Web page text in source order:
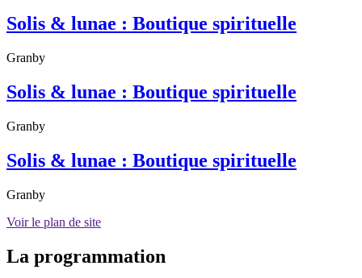
Solis & lunae : Boutique spirituelle
Granby
Solis & lunae : Boutique spirituelle
Granby
Solis & lunae : Boutique spirituelle
Granby
Voir le plan de site
La programmation